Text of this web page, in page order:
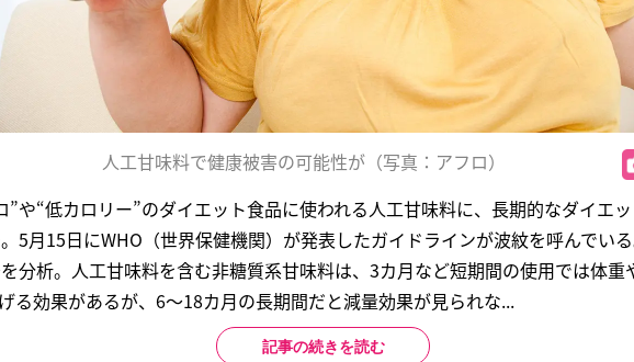
人工甘味料で健康被害の可能性が（写真：アフロ）
”や“低カロリー”のダイエット食品に使われる人工甘味料に、長期的なダイエ
5月15日にWHO（世界保健機関）が発表したガイドラインが波紋を呼んでい
分析。人工甘味料を含む非糖質系甘味料は、3カ月など短期間の使用では体重
げる効果があるが、6〜18カ月の長期間だと減量効果が見られな...
記事の続きを読む